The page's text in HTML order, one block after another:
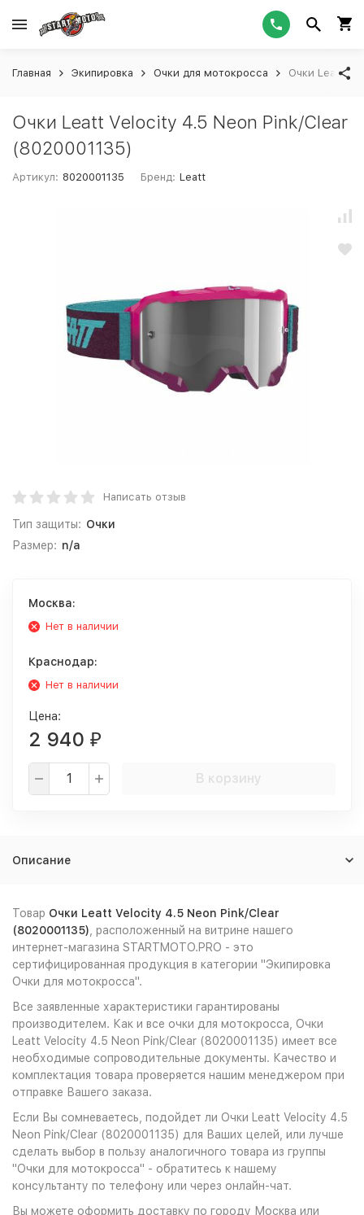
Главная Экипировка Очки для мотокросса Очки Leatt
Очки Leatt Velocity 4.5 Neon Pink/Clear
(8020001135)
Артикул: 8020001135 Бренд: Leatt
Написать отзыв
Тип защиты: Очки
Размер: n/a
Москва:
Нет в наличии
Краснодар:
Нет в наличии
Цена:
2 940 ₽
В корзину
Описание
Товар Очки Leatt Velocity 4.5 Neon Pink/Clear
(8020001135) , расположенный на витрине нашего
интернет-магазина STARTMOTO.PRO - это
сертифицированная продукция в категории "Экипировка
Очки для мотокросса".
Все заявленные характеристики гарантированы
производителем. Как и все очки для мотокросса, Очки
Leatt Velocity 4.5 Neon Pink/Clear (8020001135) имеет все
необходимые сопроводительные документы. Качество и
комплектация товара проверяется нашим менеджером при
отправке Вашего заказа.
Если Вы сомневаетесь, подойдет ли Очки Leatt Velocity 4.5
Neon Pink/Clear (8020001135) для Ваших целей, или лучше
сделать выбор в пользу аналогичного товара из группы
"Очки для мотокросса" - обратитесь к нашему
консультанту по телефону или через онлайн-чат.
Вы можете оформить доставку по городу Москва или